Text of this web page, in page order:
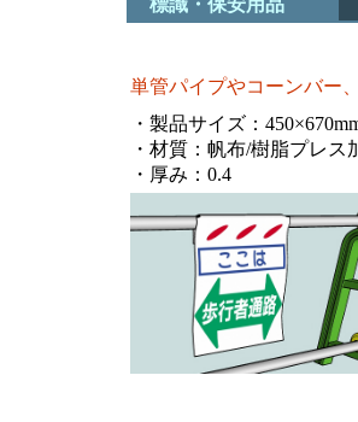
標識・保安用品
単管パイプやコーンバー
・製品サイズ：
・材質：帆布/樹脂プレ
・厚み：0.4